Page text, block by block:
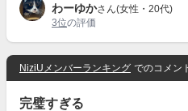
わーゆかさん(女性・20代)
3位の評価
NiziUメンバーランキング でのコメン
完璧すぎる